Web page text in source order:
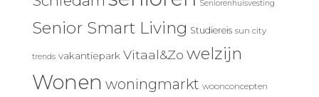
Seniorenhuisvesting
Senior Smart Living Studiereis sun city
trends vakantiepark Vitaal&Zo welzijn
Wonen woningmarkt woonconcepten